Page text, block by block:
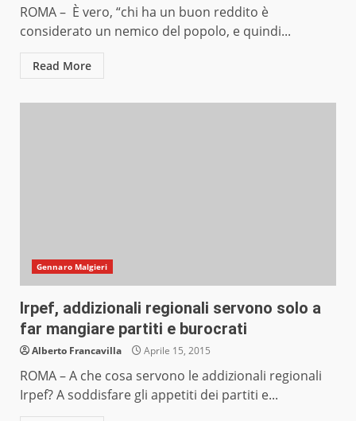
ROMA – È vero, “chi ha un buon reddito è
considerato un nemico del popolo, e quindi...
Read More
Gennaro Malgieri
Irpef, addizionali regionali servono solo a
far mangiare partiti e burocrati
Alberto Francavilla Aprile 15, 2015
ROMA – A che cosa servono le addizionali regionali
Irpef? A soddisfare gli appetiti dei partiti e...